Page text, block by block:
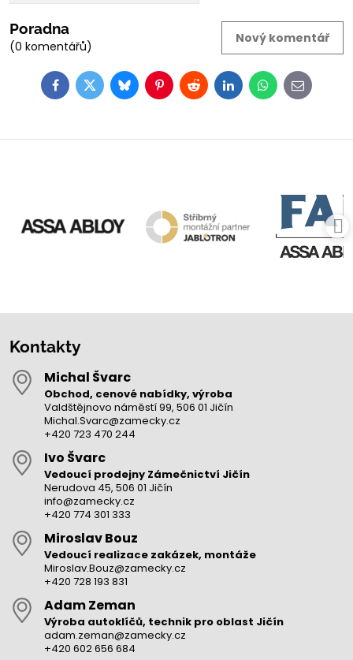
Poradna
(0 komentářů)
Nový komentář
FacebookTwitterBlueskyPinterestRedditLinkedInWhatsApp
E-
mail
Kontakty
Michal Švarc
Obchod, cenové nabídky, výroba
Valdštějnovo náměstí 99, 506 01 Jičín
Michal.Svarc@zamecky.cz
+420 723 470 244
Ivo Švarc
Vedoucí prodejny Zámečnictví Jičín
Nerudova 45, 506 01 Jičín
info@zamecky.cz
+420 774 301 333
Miroslav Bouz
Vedoucí realizace zakázek, montáže
Miroslav.Bouz@zamecky.cz
+420 728 193 831
Adam Zeman
Výroba autoklíčů, technik pro oblast Jičín
adam.zeman@zamecky.cz
+420 602 656 684